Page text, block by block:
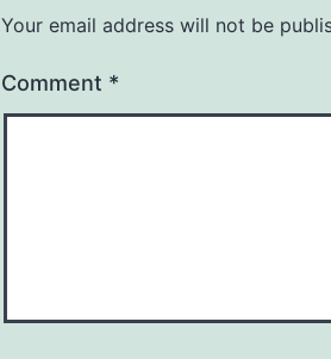
Your email address will not be
Comment *